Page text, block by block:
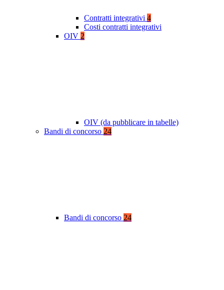
Contratti integrativi 4
Costi contratti integrativi
OIV 2
OIV (da pubblicare in tabelle)
Bandi di concorso 24
Bandi di concorso 24